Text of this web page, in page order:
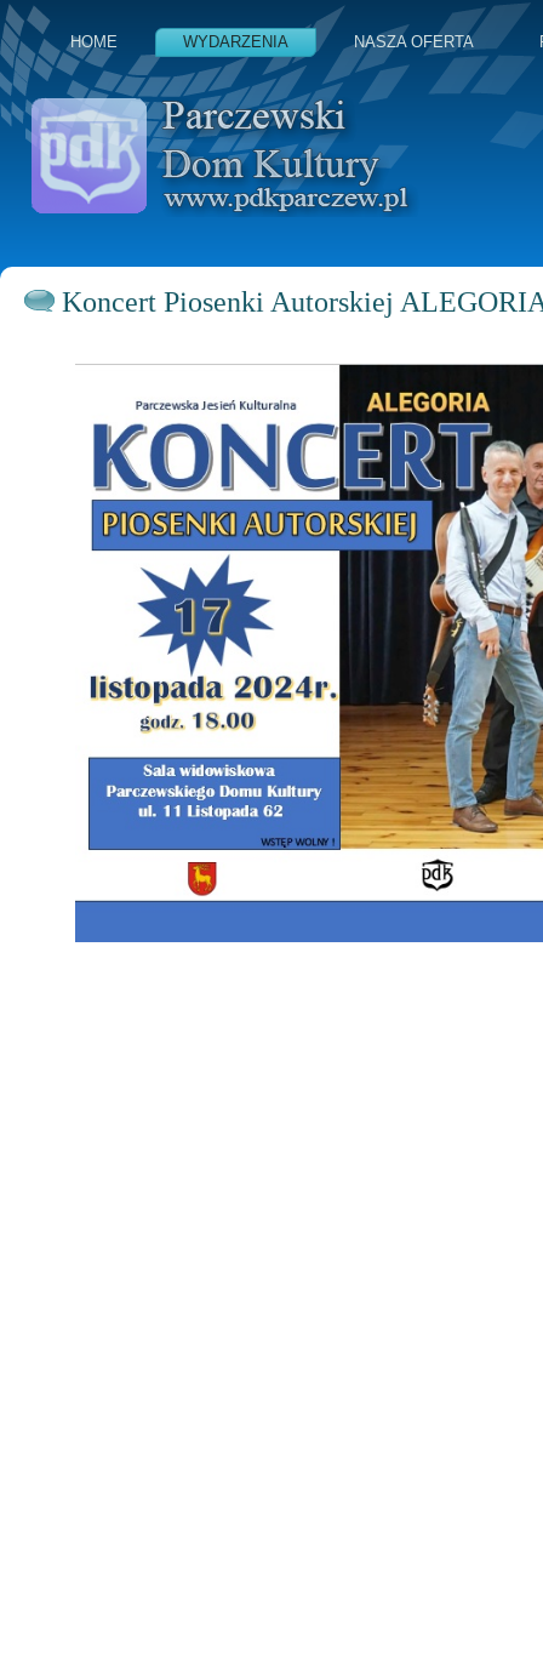
HOME WYDARZENIA NASZA OFERTA
Koncert Piosenki Autorskiej